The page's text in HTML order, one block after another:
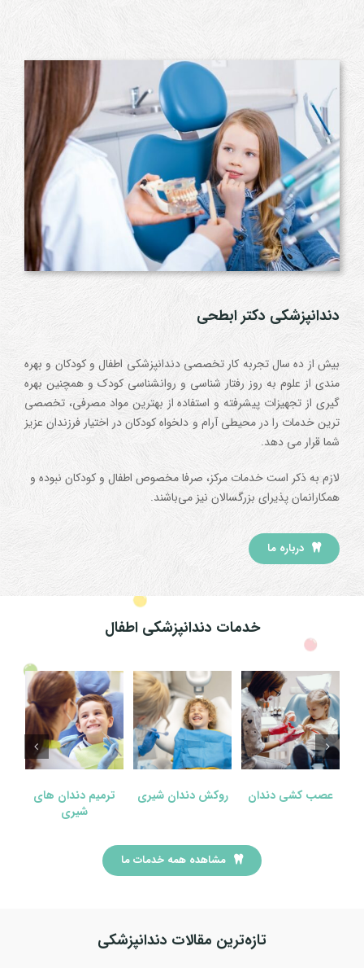
دندانپزشکی دکتر ابطحی
بیش از ده سال تجربه کار تخصصی دندانپزشکی اطفال و کودکان و بهره
مندی از علوم به روز رفتار شناسی و روانشناسی کودک و همچنین بهره
گیری از تجهیزات پیشرفته و استفاده از بهترین مواد مصرفی، تخصصی
ترین خدمات را در محیطی آرام و دلخواه کودکان در اختیار فرزندان عزیز
شما قرار می دهد.
لازم به ذکر است خدمات مرکز، صرفا مخصوص اطفال و کودکان نبوده و
همکارانمان پذیرای بزرگسالان نیز می‌باشند.
درباره ما
خدمات دندانپزشکی اطفال
روکش عصب کشی دندان فیشورسیلنت فلورایدتراپی
تازه‌ترین مقالات دندانپزشکی